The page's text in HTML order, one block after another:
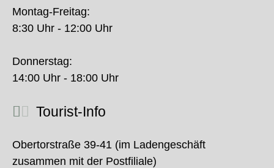
Montag-Freitag:
8:30 Uhr - 12:00 Uhr
Donnerstag:
14:00 Uhr - 18:00 Uhr
Tourist-Info
Obertorstraße 39-41 (im Ladengeschäft
zusammen mit der Postfiliale)